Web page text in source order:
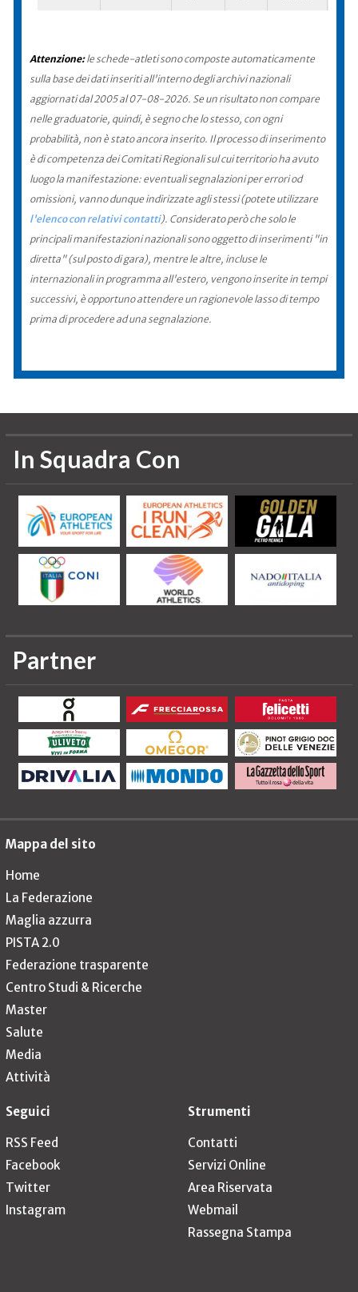
Attenzione:le schede-atleti sono composte automaticamente
sulla base dei dati inseriti all'interno degli archivi nazionali
aggiornati dal 2005 al 07-08-2026. Se un risultato non compare
nelle graduatorie, quindi, è segno che lo stesso, con ogni
probabilità, non è stato ancora inserito. Il processo di inserimento
è di competenza dei Comitati Regionali sul cui territorio ha avuto
luogo la manifestazione: eventuali segnalazioni per errori od
omissioni, vanno dunque indirizzate agli stessi (potete utilizzare
l'elenco con relativi contatti). Considerato però che solo le
principali manifestazioni nazionali sono oggetto di inserimenti "in
diretta" (sul posto di gara), mentre le altre, incluse le
internazionali in programma all'estero, vengono inserite in tempi
successivi, è opportuno attendere un ragionevole lasso di tempo
prima di procedere ad una segnalazione.
In Squadra Con
Partner
Mappa del sito
Home
La Federazione
Maglia azzurra
PISTA 2.0
Federazione trasparente
Centro Studi & Ricerche
Master
Salute
Media
Attività
Seguici
RSS Feed
Facebook
Twitter
Instagram
Strumenti
Contatti
Servizi Online
Area Riservata
Webmail
Rassegna Stampa